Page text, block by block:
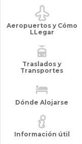
Aeropuertos y Cómo
LLegar
Traslados y
Transportes
Dónde Alojarse
Información útil